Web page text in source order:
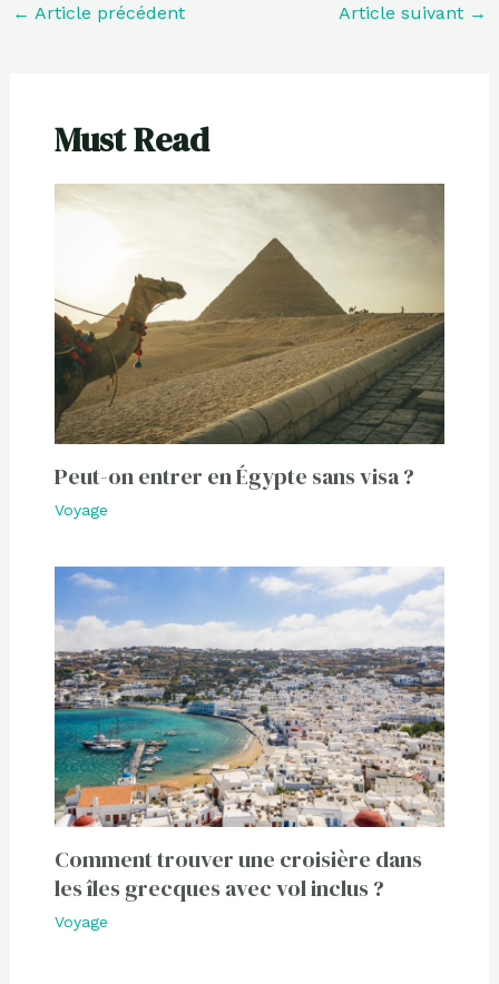
← Article précédent Article suivant →
Must Read
Peut-on entrer en Égypte sans visa ?
Voyage
Comment trouver une croisière dans
les îles grecques avec vol inclus ?
Voyage